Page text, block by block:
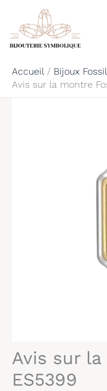
contenu
Accueil
Bijoux Fossil
Avis sur la montre
Avis sur
ES5399
Rechercher